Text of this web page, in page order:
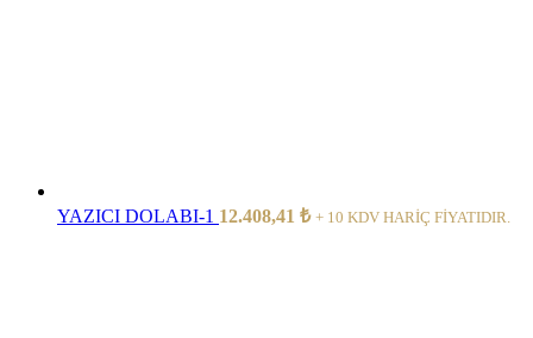
YAZICI DOLABI-1 12.408,41 ₺ + 10 KDV HARİÇ FİYATIDIR.